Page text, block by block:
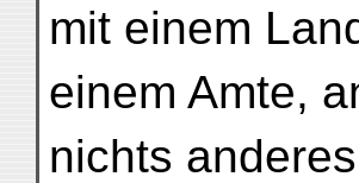
mit einem
einem Amte,
nichts